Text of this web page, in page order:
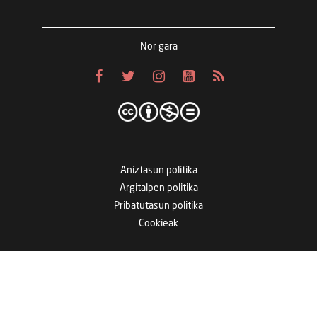
Nor gara
Aniztasun politika
Argitalpen politika
Pribatutasun politika
Cookieak